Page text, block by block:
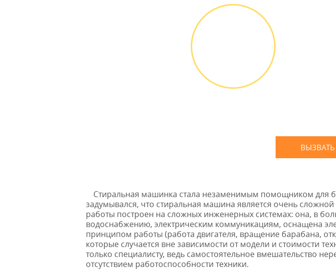
Стиральная машинка стала незаменимым помощником для
задумывался, что стиральная машина является очень
работы построен на сложных инженерных системах: она, в
водоснабжению, электрическим коммуникациям, оснащена
принципом работы (работа двигателя, вращение барабана,
которые случается вне зависимости от модели и стоимости
только специалисту, ведь самостоятельное вмешательство
отсутствием работоспособности техники.